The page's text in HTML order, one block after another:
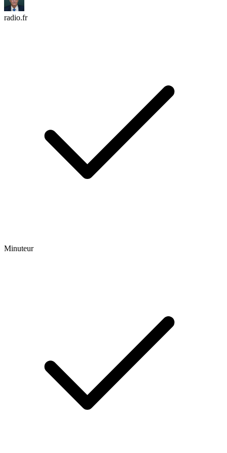
radio.fr
Minuteur